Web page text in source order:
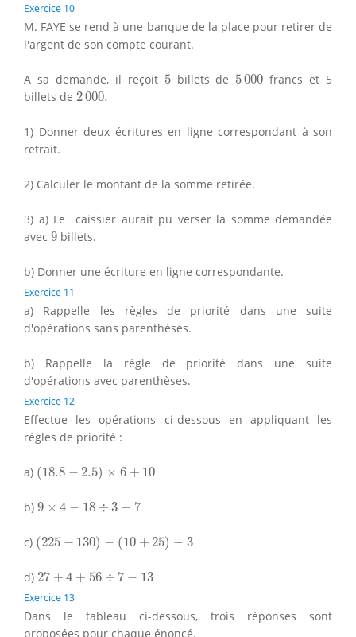
Exercice 10
M. FAYE se rend à une banque de la place pour retirer de
l'argent de son compte courant.
A sa demande, il reçoit 5
5billets de 5000
5000 francs et 5
billets de 2000.
2000.
1) Donner deux écritures en ligne correspondant à son
retrait.
2) Calculer le montant de la somme retirée.
3) a) Le caissier aurait pu verser la somme demandée
avec 9
9 billets.
b) Donner une écriture en ligne correspondante.
Exercice 11
a) Rappelle les règles de priorité dans une suite
d'opérations sans parenthèses.
b) Rappelle la règle de priorité dans une suite
d'opérations avec parenthèses.
Exercice 12
Effectue les opérations ci-dessous en appliquant les
règles de priorité :
a) (18.8 − 2.5) × 6 + 10
(18.8 2.5)× +10
b) 9 × 4 − 18 ÷ 3 + 7
9 × 4 − 18÷3 + 7
c) (225 − 130) − (10 + 25) − 3
(225 130) 10+25 )−3
d) 27 + 4 + 56 ÷ 7 − 13
27 + 4+ 56÷ − 13
Exercice 13
Dans le tableau ci-dessous, trois réponses sont
proposées pour chaque énoncé.